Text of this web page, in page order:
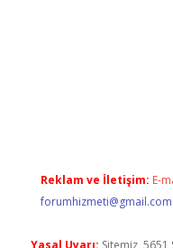
Reklam ve İletişim: E-
forumhizmeti@gmail.com
Yasal Uyarı: Sitemiz, 5651